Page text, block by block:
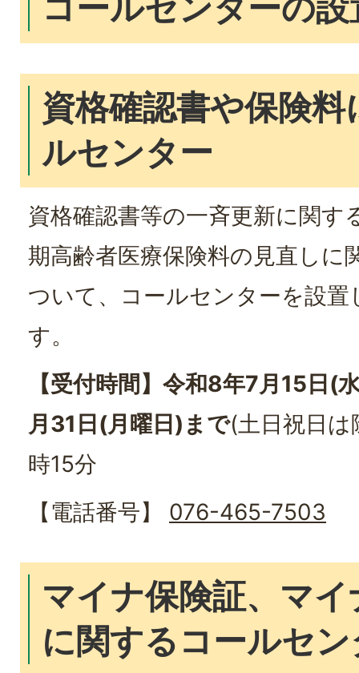
資格確認書や保険
ルセンター
資格確認書等の一斉更新に関す
期高齢者医療保険料の見直しに
ついて、コールセンターを設
す。
【受付時間】令和8年7月15日(
月31日(月曜日)まで(土日祝日
時15分
【電話番号】 076-465-7503
マイナ保険証、マ
に関するコールセ